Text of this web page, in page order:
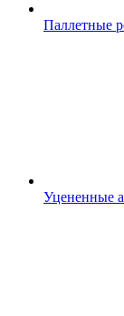
Паллетные
Уцененные